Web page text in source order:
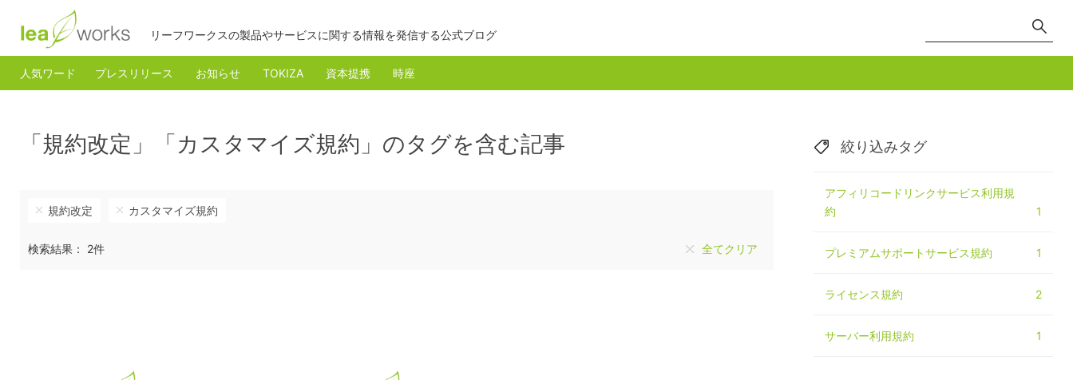
リーフワークスの製品やサービスに関する情報を発信する公式ブログ
人気ワード プレスリリース お知らせ TOKIZA 資本提携 時座
「規約改定」「カスタマイズ規約」のタグを含む記事
規約改定 カスタマイズ規約
検索結果： 2件 全てクリア
絞り込みタグ
アフィリコードリンクサービス利用規
約
1
プレミアムサポートサービス規約 1
ライセンス規約 2
サーバー利用規約 1